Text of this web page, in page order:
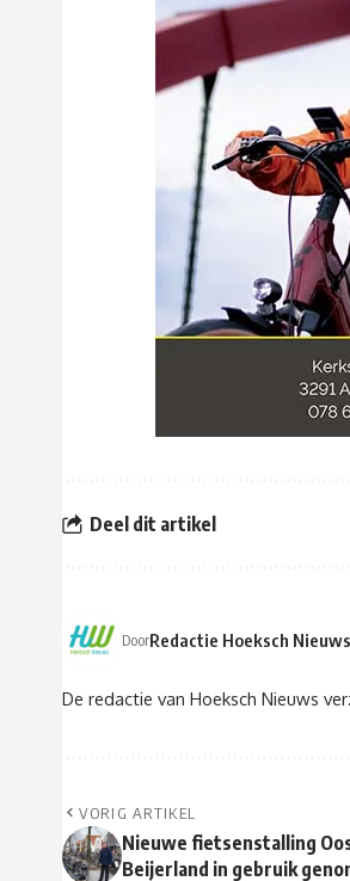
Deel dit artikel
DoorRedactie Hoeksch Nieuws
De redactie van Hoeksch Nieuws
VORIG ARTIKEL
Nieuwe fietsenstalling
Beijerland in gebruik